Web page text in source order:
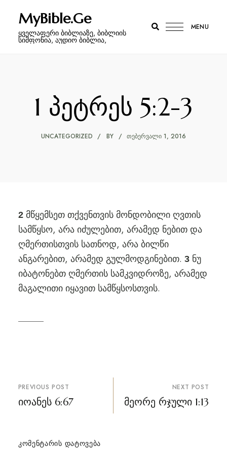
MyBible.Ge
ყველაფერი ბიბლიაზე, ბიბლიის
სიმფონია, აუდიო ბიბლია,
MENU
1 პეტრეს 5:2-3
UNCATEGORIZED BY ᲗᲔᲑᲔᲠᲕᲐᲚᲘ 1, 2016
2მწყემსეთ თქვენთვის მონდობილი ღვთის
სამწყსო, არა იძულებით, არამედ ნებით და
ღმერთისთვის სათნოდ, არა ბილწი
ანგარებით, არამედ გულმოდგინებით. 3 ნუ
იბატონებთ ღმერთის სამკვიდროზე, არამედ
მაგალითი იყავით სამწყსოსთვის.
პოსტის
ნავიგაცია
PREVIOUS POST
იოანეს 6:67
NEXT POST
მეორე რჯული 1:13
ᲙᲝᲛᲔᲜᲢᲐᲠᲘᲡ ᲓᲐᲢᲝᲕᲔᲑᲐ